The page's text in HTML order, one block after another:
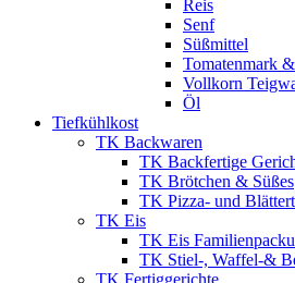
Reis
Senf
Süßmittel
Tomatenmark
Vollkorn
Öl
Tiefkühlkost
TK Backwaren
TK Backfertige
TK Brötchen & Süßes
TK Pizza- und
TK Eis
TK Eis
TK Stiel-, Waffel-&
TK Fertiggerichte